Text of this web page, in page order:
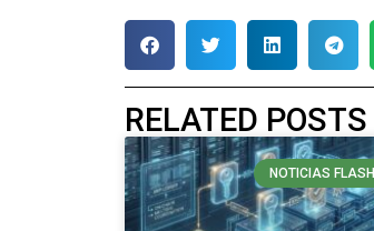
RELATED POSTS
NOTICIAS FLASH